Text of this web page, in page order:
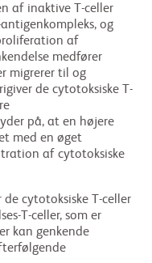
af inaktive T-celler
og
af
medfører
migrerer til og
de cytotoksiske T-
på, at en højere
med en øget
af cytotoksiske
cytotoksiske T-celler
T-celler, som er
kan genkende